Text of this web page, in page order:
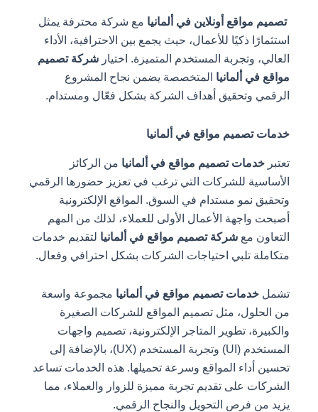
تصميم مواقع أونلاين في ألمانيامع شركة محترفة يمثل
استثمارًا ذكيًا للأعمال، حيث يجمع بين الاحترافية، الأداء
العالي، وتجربة المستخدم المتميزة. اختيارشركة تصميم
مواقع في ألمانياالمتخصصة يضمن نجاح المشروع
الرقمي وتحقيق أهداف الشركة بشكل فعّال ومستدام.
خدمات تصميم مواقع في ألمانيا
تعتبرخدمات تصميم مواقع في ألمانيامن الركائز
الأساسية للشركات التي ترغب في تعزيز حضورها الرقمي
وتحقيق نمو مستدام في السوق. المواقع الإلكترونية
أصبحت واجهة الأعمال الأولى للعملاء، لذلك من المهم
التعاون معشركة تصميم مواقع في ألمانيالتقديم خدمات
متكاملة تلبي احتياجات الشركات بشكل احترافي وفعال.
تشمل خدمات تصميم مواقع في ألمانيامجموعة واسعة
من الحلول، مثل تصميم المواقع للشركات الصغيرة
والكبيرة، تطوير المتاجر الإلكترونية، تصميم واجهات
المستخدم (UI) وتجربة المستخدم (UX)، بالإضافة إلى
تحسين أداء المواقع وسرعة تحميلها. هذه الخدمات تساعد
الشركات على تقديم تجربة مميزة للزوار والعملاء، مما
يزيد من فرص التحويل والنجاح الرقمي.